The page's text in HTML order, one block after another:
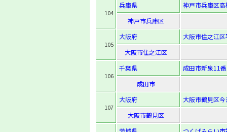
104
兵庫県
神戸市兵庫区
神戸市兵庫区
105
大阪府
大阪市住之江
大阪市住之江区
106
千葉県
成田市新泉11
成田市
107
大阪府
大阪市鶴見区
大阪市鶴見区